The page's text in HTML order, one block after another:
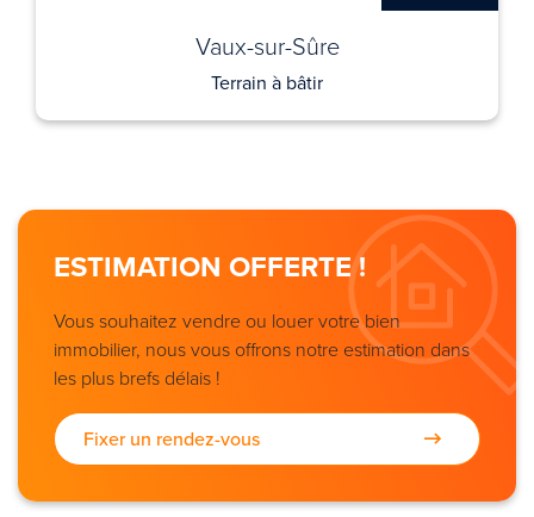
Vaux-sur-Sûre
Terrain à bâtir
ESTIMATION OFFERTE !
Vous souhaitez vendre ou louer votre bien
immobilier, nous vous offrons notre estimation dans
les plus brefs délais !
Fixer un rendez-vous